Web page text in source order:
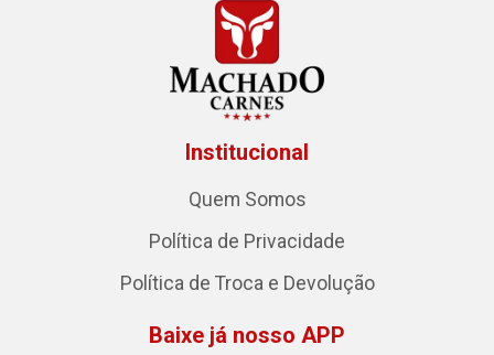
Institucional
Quem Somos
Política de Privacidade
Política de Troca e Devolução
Baixe já nosso APP